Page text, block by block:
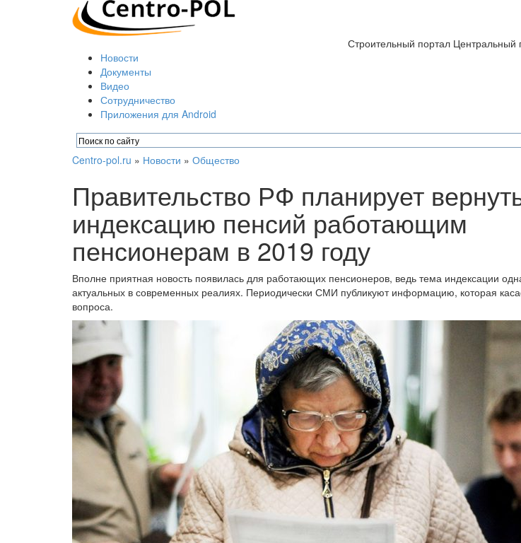
Строительный портал Центральный
Новости
Документы
Видео
Сотрудничество
Приложения для Android
Centro-pol.ru » Новости » Общество
Правительство РФ планирует
индексацию пенсий работающим
пенсионерам в 2019 году
Вполне приятная новость появилась для работающих пенсионеров, ведь тема индексации
актуальных в современных реалиях. Периодически СМИ публикуют информацию, которая
вопроса.